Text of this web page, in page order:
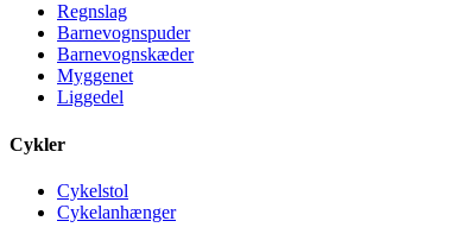
Regnslag
Barnevognspuder
Barnevognskæder
Myggenet
Liggedel
Cykler
Cykelstol
Cykelanhænger